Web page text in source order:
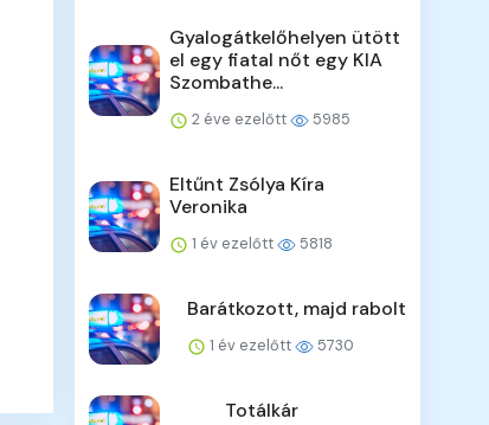
Gyalogátkelőhelyen ütött
el egy fiatal nőt egy KIA
Szombathe...
2 éve ezelőtt 5985
Eltűnt Zsólya Kíra
Veronika
1 év ezelőtt 5818
Barátkozott, majd rabolt
1 év ezelőtt 5730
Totálkár